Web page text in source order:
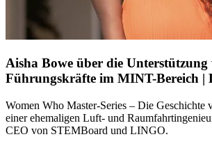
Aisha Bowe über die Unterstützung
Führungskräfte im MINT-Bereich |
Women Who Master-Series – Die Geschichte
einer ehemaligen Luft- und
CEO von STEMBoard und LINGO.